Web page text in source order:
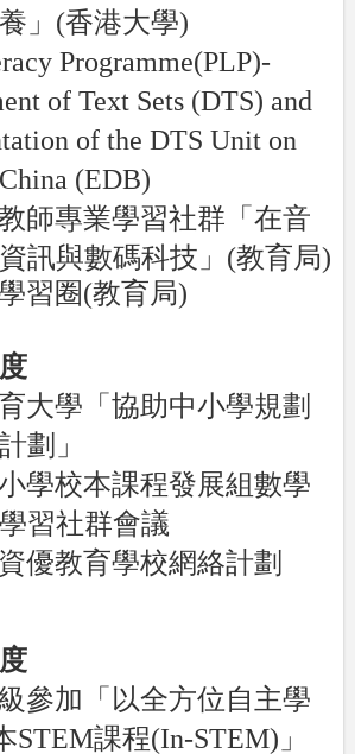
」(香港大學)
Programme(PLP)-
of Text Sets (DTS) and
of the DTS Unit on
(EDB)
師專業學習社群「在音
訊與數碼科技」 (教育局)
習圈(教育局)
大學「協助中小學規劃
劃」
學校本課程發展組數學
習社群會議
優教育學校網絡計劃
參加「以全方位自主學
STEM課程(In-STEM) 」